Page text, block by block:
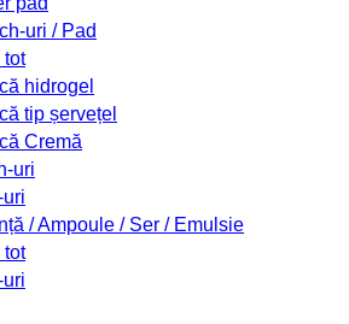
uri / Pad
tot
hidrogel
tip șervețel
Cremă
uri
uri
/ Ampoule / Ser / Emulsie
tot
uri